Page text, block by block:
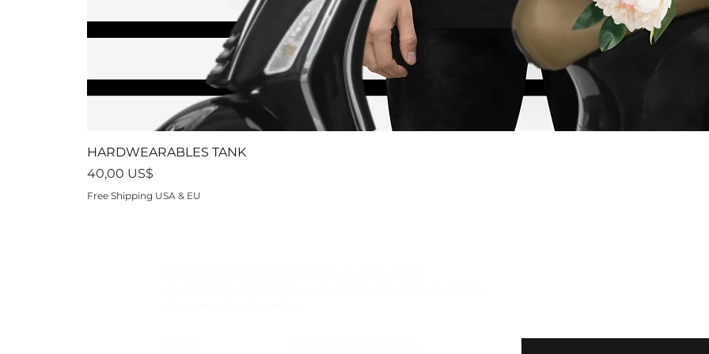
HARDWEARABLES TANK
Precio
40,00 US$
Free Shipping USA & EU